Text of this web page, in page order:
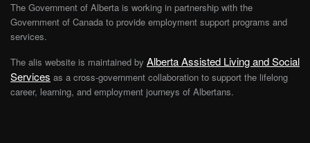
The Government of Alberta is working in partnership with the
Government of Canada to provide employment support programs and
services.
The alis website is maintained by Alberta Assisted Living and Social
Services as a cross-government collaboration to support the lifelong
career, learning, and employment journeys of Albertans.